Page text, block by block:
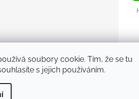
soubory cookie. Tím, že se tu
s jejich používáním.